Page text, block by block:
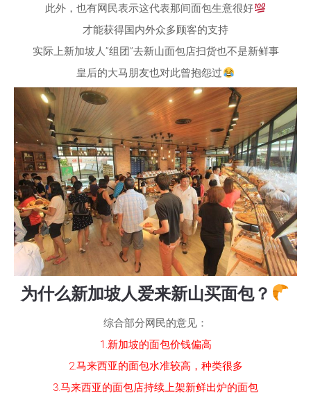
此外，也有网民表示这代表那间面包生意很好
才能获得国内外众多顾客的支持
实际上新加坡人”组团”去新山面包店扫货也不是新鲜事
皇后的大马朋友也对此曾抱怨过
为什么新加坡人爱来新山买面包？
综合部分网民的意见：
1.新加坡的面包价钱偏高
2.马来西亚的面包水准较高，种类很多
3.马来西亚的面包店持续上架新鲜出炉的面包